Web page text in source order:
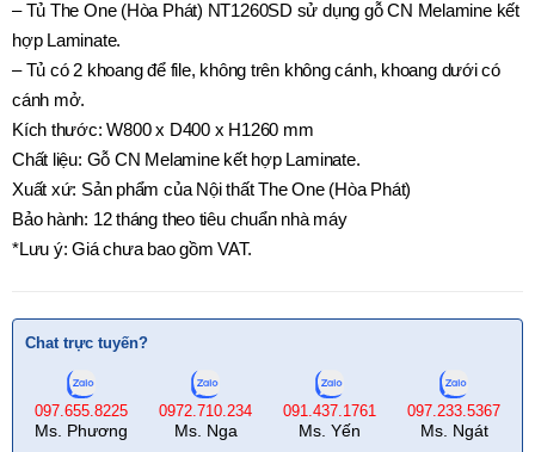
– Tủ The One (Hòa Phát) NT1260SD sử dụng gỗ CN Melamine kết
hợp Laminate.
– Tủ có 2 khoang để file, không trên không cánh, khoang dưới có
cánh mở.
Kích thước: W800 x D400 x H1260 mm
Chất liệu: Gỗ CN Melamine kết hợp Laminate.
Xuất xứ: Sản phẩm của Nội thất The One (Hòa Phát)
Bảo hành: 12 tháng theo tiêu chuẩn nhà máy
*Lưu ý: Giá chưa bao gồm VAT.
Chat trực tuyến?
097.655.8225
Ms. Phương
0972.710.234
Ms. Nga
091.437.1761
Ms. Yến
097.233.5367
Ms. Ngát